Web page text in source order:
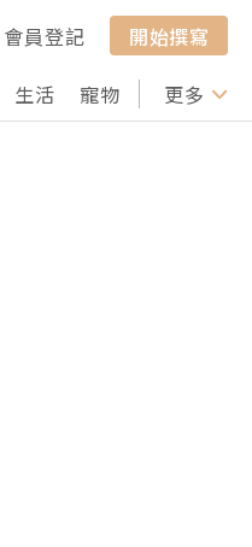
會員登記
開始撰寫
生活 寵物 行山 打卡
更多